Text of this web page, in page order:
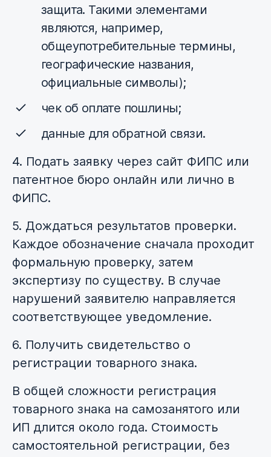
защита. Такими элементами
являются, например,
общеупотребительные термины,
географические названия,
официальные символы);
чек об оплате пошлины;
данные для обратной связи.
4. Подать заявку через сайт ФИПС или
патентное бюро онлайн или лично в
ФИПС.
5. Дождаться результатов проверки.
Каждое обозначение сначала проходит
формальную проверку, затем
экспертизу по существу. В случае
нарушений заявителю направляется
соответствующее уведомление.
6. Получить свидетельство о
регистрации товарного знака.
В общей сложности регистрация
товарного знака на самозанятого или
ИП длится около года. Стоимость
самостоятельной регистрации, без